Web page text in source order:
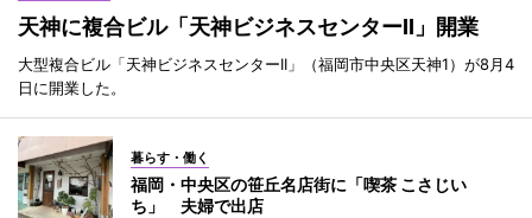
天神に複合ビル「天神ビジネスセンターII」開業
大型複合ビル「天神ビジネスセンターII」（福岡市中央区天神1）が8月4
日に開業した。
暮らす・働く
福岡・中央区の笹丘名店街に「喫茶 こさじい
ち」 夫婦で出店